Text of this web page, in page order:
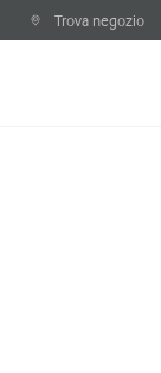
Trova negozio